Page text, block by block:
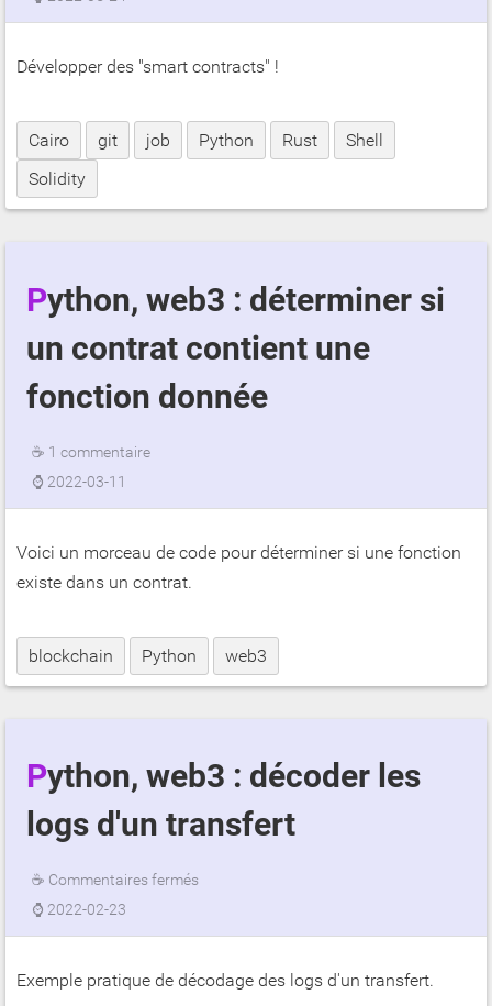
Développer des "smart contracts" !
Cairo git job Python Rust
Shell
Solidity
Python, web3 : déterminer si
un contrat contient une
fonction donnée
☕ 1 commentaire
⌚ 2022-03-11
Voici un morceau de code pour déterminer si une fonction
existe dans un contrat.
blockchain Python web3
Python, web3 : décoder les
logs d'un transfert
☕ Commentaires fermés
⌚ 2022-02-23
Exemple pratique de décodage des logs d'un transfert.